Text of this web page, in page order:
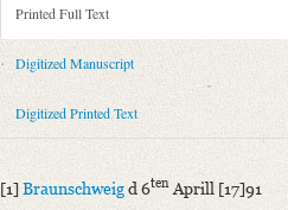
Metadata Concerning Header
Sender: Gottlieb Cruse
Recipient: August Wilhelm von
Place of Dispatch: Braunschweig
Place of Destination: Hannover
Notations: Empfangsort erschlossen.
Printed Full Text
Digitized Manuscript
Digitized Printed Text
[1]Braunschweigd 6ten Aprill [17]91